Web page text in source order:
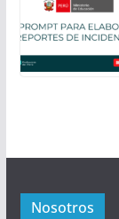
Nosotros